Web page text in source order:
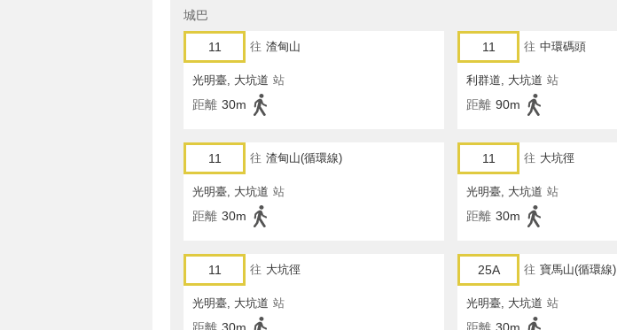
城巴
11 往 渣甸山
光明臺, 大坑道 站
距離 30m
11 往 中環碼頭
利群道, 大坑道 站
距離 90m
11 往 渣甸山(循環線)
光明臺, 大坑道 站
距離 30m
11 往 大坑徑
光明臺, 大坑道 站
距離 30m
11 往 大坑徑
光明臺, 大坑道 站
25A 往 寶馬山(循環線)
光明臺, 大坑道 站